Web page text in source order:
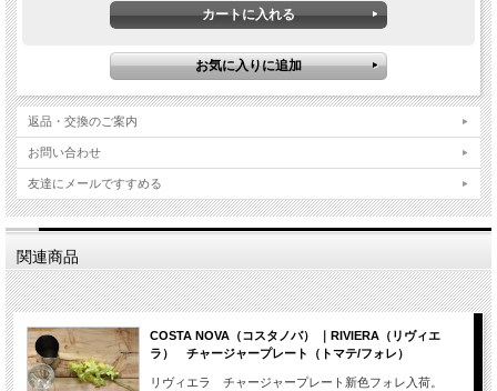
返品・交換のご案内
お問い合わせ
友達にメールですすめる
関連商品
COSTA NOVA（コスタノバ） ｜RIVIERA（リヴィエ
ラ） チャージャープレート（トマテ/フォレ）
リヴィエラ チャージャープレート新色フォレ入荷。